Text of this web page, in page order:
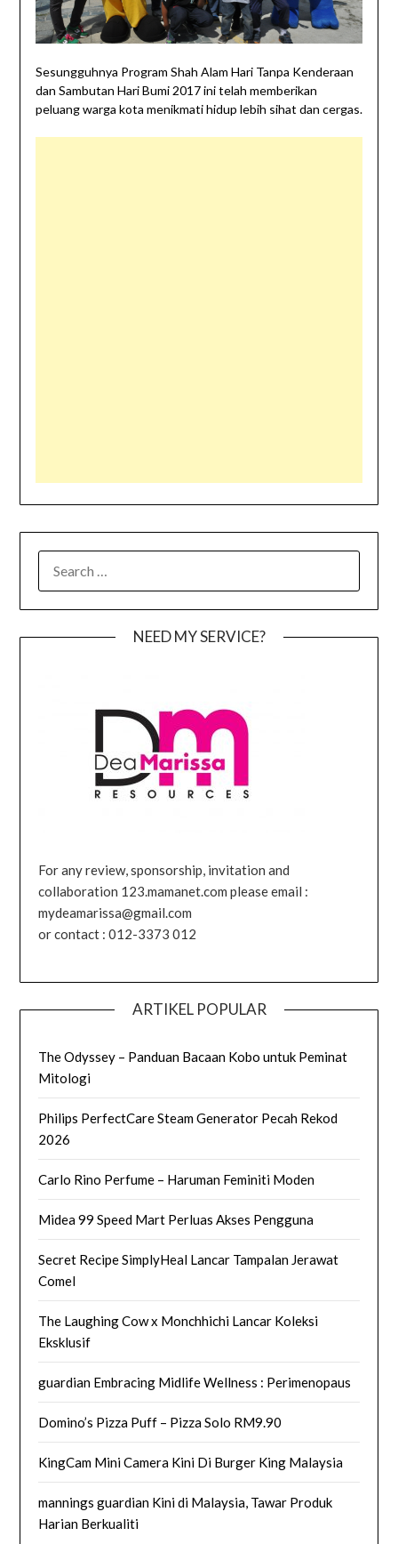
Sesungguhnya Program Shah Alam Hari Tanpa Kenderaan
dan Sambutan Hari Bumi 2017 ini telah memberikan
peluang warga kota menikmati hidup lebih sihat dan cergas.
NEED MY SERVICE?
For any review, sponsorship, invitation and
collaboration 123.mamanet.com please email :
mydeamarissa@gmail.com
or contact : 012-3373 012
ARTIKEL POPULAR
The Odyssey – Panduan Bacaan Kobo untuk Peminat
Mitologi
Philips PerfectCare Steam Generator Pecah Rekod
2026
Carlo Rino Perfume – Haruman Feminiti Moden
Midea 99 Speed Mart Perluas Akses Pengguna
Secret Recipe SimplyHeal Lancar Tampalan Jerawat
Comel
The Laughing Cow x Monchhichi Lancar Koleksi
Eksklusif
guardian Embracing Midlife Wellness : Perimenopaus
Domino’s Pizza Puff – Pizza Solo RM9.90
KingCam Mini Camera Kini Di Burger King Malaysia
mannings guardian Kini di Malaysia, Tawar Produk
Harian Berkualiti